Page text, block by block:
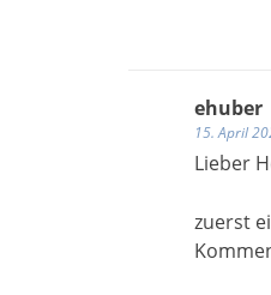
ehuber
15. April
Lieber
zuerst